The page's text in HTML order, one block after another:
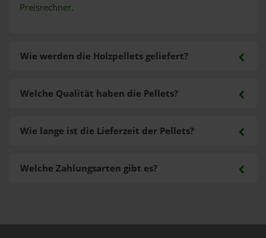
Preisrechner.
Wie werden die Holzpellets geliefert?
Welche Zahlungsarten gibt es?
Welche Qualität haben die Pellets?
Wie lange ist die Lieferzeit der Pellets?